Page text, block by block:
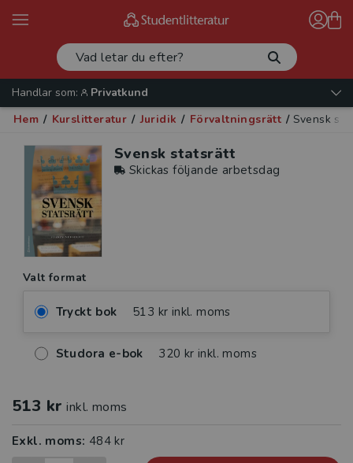
Handlar som:
Privatkund
Hem / Kurslitteratur / Juridik / Förvaltningsrätt / Svensk
Svensk statsrätt
Skickas följande arbetsdag
Valt format
Tryckt bok 513 kr inkl. moms
Studora e-bok 320 kr inkl. moms
513 kr inkl. moms
Exkl. moms: 484 kr